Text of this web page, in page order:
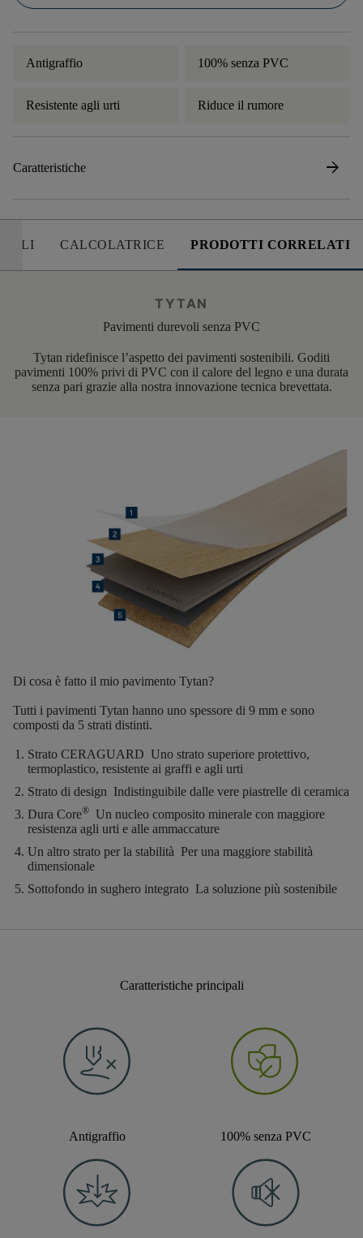
Antigraffio 100% senza PVC
Resistente agli urti Riduce il rumore
Caratteristiche arrow_forward
CALCOLATRICE PRODOTTI CORRELATI
TYTAN
Pavimenti durevoli senza PVC
Tytan ridefinisce l’aspetto dei pavimenti sostenibili. Goditi
pavimenti 100% privi di PVC con il calore del legno e una durata
senza pari grazie alla nostra innovazione tecnica brevettata.
Di cosa è fatto il mio pavimento Tytan?
Tutti i pavimenti Tytan hanno uno spessore di 9 mm e sono
composti da 5 strati distinti.
Strato CERAGUARD Uno strato superiore protettivo,
termoplastico, resistente ai graffi e agli urti
Strato di design Indistinguibile dalle vere piastrelle di ceramica
Dura Core® Un nucleo composito minerale con maggiore
resistenza agli urti e alle ammaccature
Un altro strato per la stabilità Per una maggiore stabilità
dimensionale
Sottofondo in sughero integrato La soluzione più sostenibile
Caratteristiche principali
Antigraffio 100% senza PVC